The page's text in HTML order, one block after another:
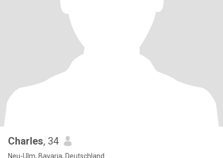
Charles, 34
Neu-Ulm, Bavaria, Deutschland